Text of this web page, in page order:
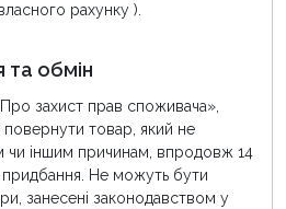
рахунку ).
та обмін
захист прав споживача»,
товар, який не
чи іншим причинам, впродовж 14
Не можуть бути
занесені законодавством у